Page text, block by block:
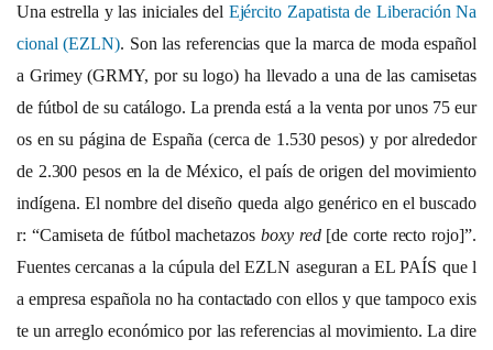
Una estrella y las iniciales del Ejército Zapatista de Liberación Na
cional (EZLN). Son las referencias que la marca de moda español
a Grimey (GRMY, por su logo) ha llevado a una de las camisetas
de fútbol de su catálogo. La prenda está a la venta por unos 75 eur
os en su página de España (cerca de 1.530 pesos) y por alrededor
de 2.300 pesos en la de México, el país de origen del movimiento
indígena. El nombre del diseño queda algo genérico en el buscado
r: “Camiseta de fútbol machetazos boxy red [de corte recto rojo]”.
Fuentes cercanas a la cúpula del EZLN aseguran a EL PAÍS que l
a empresa española no ha contactado con ellos y que tampoco exis
te un arreglo económico por las referencias al movimiento. La dire